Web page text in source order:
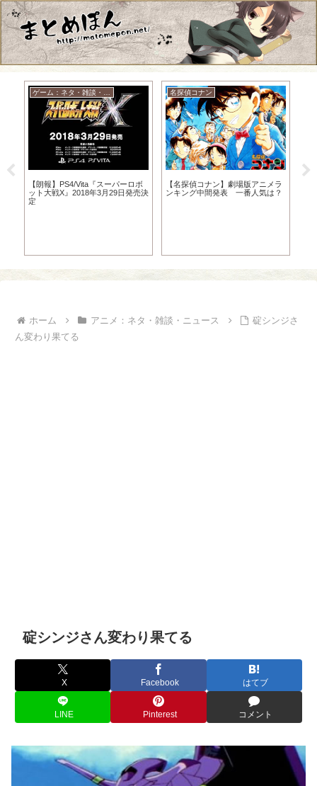
ゲーム：ネタ・雑談・ニュース
【朗報】PS4/Vita『スーパーロボ
ット大戦X』2018年3月29日発売決
定
名探偵コナン
【名探偵コナン】劇場版アニメラ
ンキング中間発表 一番人気は？
ホーム アニメ：ネタ・雑談・ニュース
碇シンジさ
ん変わり果てる
碇シンジさん変わり果てる
X Facebook はてブ
LINE Pinterest コメント